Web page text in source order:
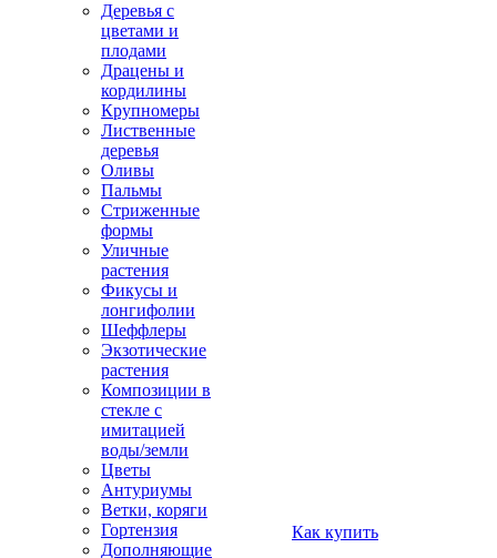
Деревья с
цветами и
плодами
Драцены и
кордилины
Крупномеры
Лиственные
деревья
Оливы
Пальмы
Стриженные
формы
Уличные
растения
Фикусы и
лонгифолии
Шеффлеры
Экзотические
растения
Композиции в
стекле с
имитацией
воды/земли
Цветы
Антуриумы
Ветки, коряги
Гортензия
Дополняющие
Как купить